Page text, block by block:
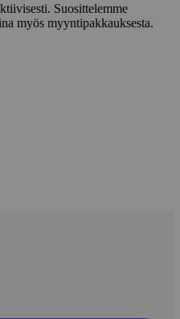
Suosittelemme
myös myyntipakkauksesta.